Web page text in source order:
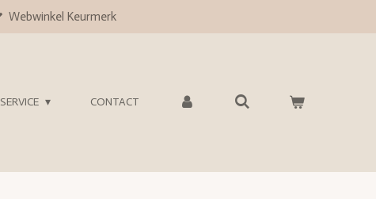
Webwinkel Keurmerk
SERVICE CONTACT